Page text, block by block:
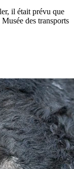
il était prévu que
des transports